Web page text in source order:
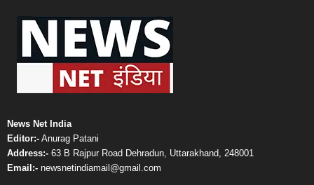
News Net India
Editor:- Anurag Patani
Address:- 63 B Rajpur Road Dehradun, Uttarakhand, 248001
Email:- newsnetindiamail@gmail.com